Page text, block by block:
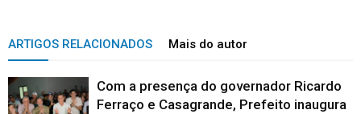
ARTIGOS RELACIONADOS Mais do autor
Com a presença do governador Ricardo
Ferraço e Casagrande, Prefeito inaugura